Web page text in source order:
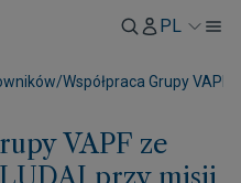
PL
/Współpraca Grupy
VAPF ze